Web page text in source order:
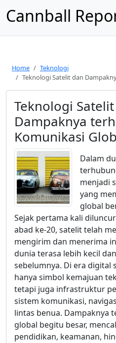
Cannball
Home
Teknologi
Teknologi Satelit dan
Teknologi
Dampaknya
Komunikasi
Dalam
menjadi
yang
global
Sejak pertama kali
abad ke-20, satelit telah
mengirim dan menerima
dunia terasa lebih kecil
sebelumnya. Di era digital
hanya simbol kemajuan
tetapi juga infrastruktur
sistem komunikasi,
lintas benua. Dampaknya
global begitu besar,
pendidikan, keamanan,